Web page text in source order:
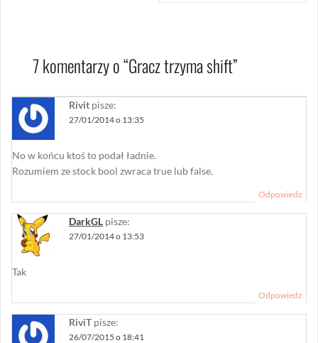
7 komentarzy o “Gracz trzyma shift”
Rivit pisze:
27/01/2014 o 13:35
No w końcu ktoś to podał ładnie.
Rozumiem ze stock bool zwraca true lub false.
Odpowiedz
DarkGL pisze:
27/01/2014 o 13:53
Tak
Odpowiedz
RiviT pisze:
26/07/2015 o 18:41